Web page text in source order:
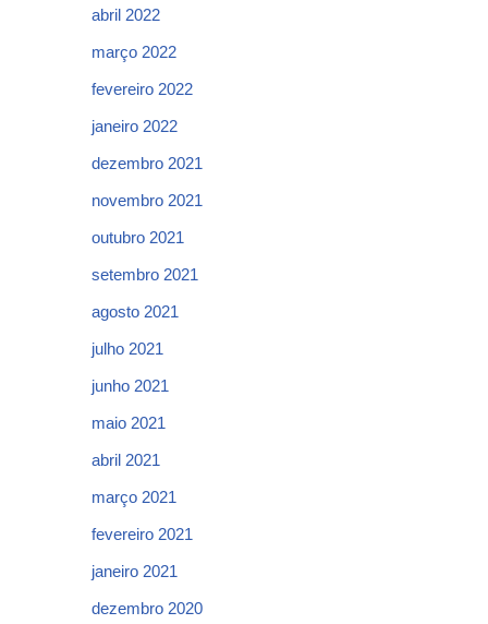
abril 2022
março 2022
fevereiro 2022
janeiro 2022
dezembro 2021
novembro 2021
outubro 2021
setembro 2021
agosto 2021
julho 2021
junho 2021
maio 2021
abril 2021
março 2021
fevereiro 2021
janeiro 2021
dezembro 2020